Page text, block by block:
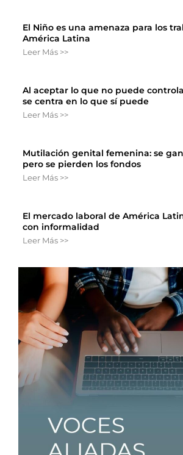
El Niño es una amenaza para los
América Latina
Leer Más >>
Al aceptar lo que no puede
se centra en lo que sí puede
Leer Más >>
Mutilación genital femenina: se
pero se pierden los fondos
Leer Más >>
El mercado laboral de América
con informalidad
Leer Más >>